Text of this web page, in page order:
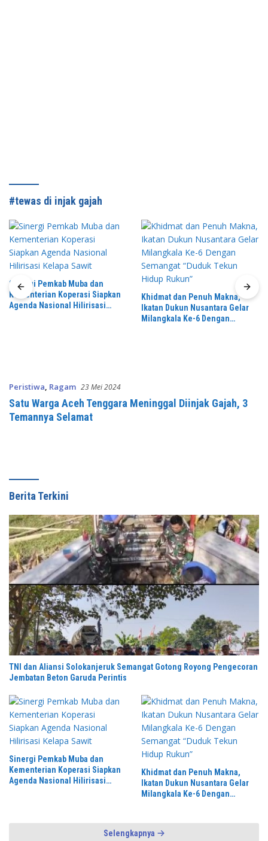
#tewas di injak gajah
Khidmat dan Penuh Makna,
Ikatan Dukun Nusantara Gelar
Nelayan Mengadu Dipolairud
Tentang Pendangkalan Sudah
Terlalu Parah Minta
Ditindaklanjuti
Peristiwa, Ragam 23 Mei 2024
Satu Warga Aceh Tenggara Meninggal Diinjak Gajah, 3
Temannya Selamat
Berita Terkini
TNI dan Aliansi Solokanjeruk Semangat Gotong Royong Pengecoran
Jembatan Beton Garuda Perintis
Sinergi Pemkab Muba dan
Kementerian Koperasi Siapkan
Agenda Nasional Hilirisasi
Khidmat dan Penuh Makna,
Ikatan Dukun Nusantara Gelar
Milangkala Ke-6 Dengan
Selengkapnya